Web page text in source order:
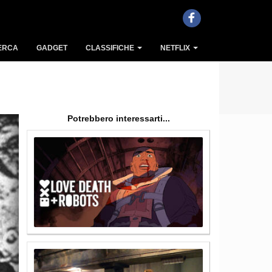
GADGET CLASSIFICHE NETFLIX
Potrebbero interessarti...